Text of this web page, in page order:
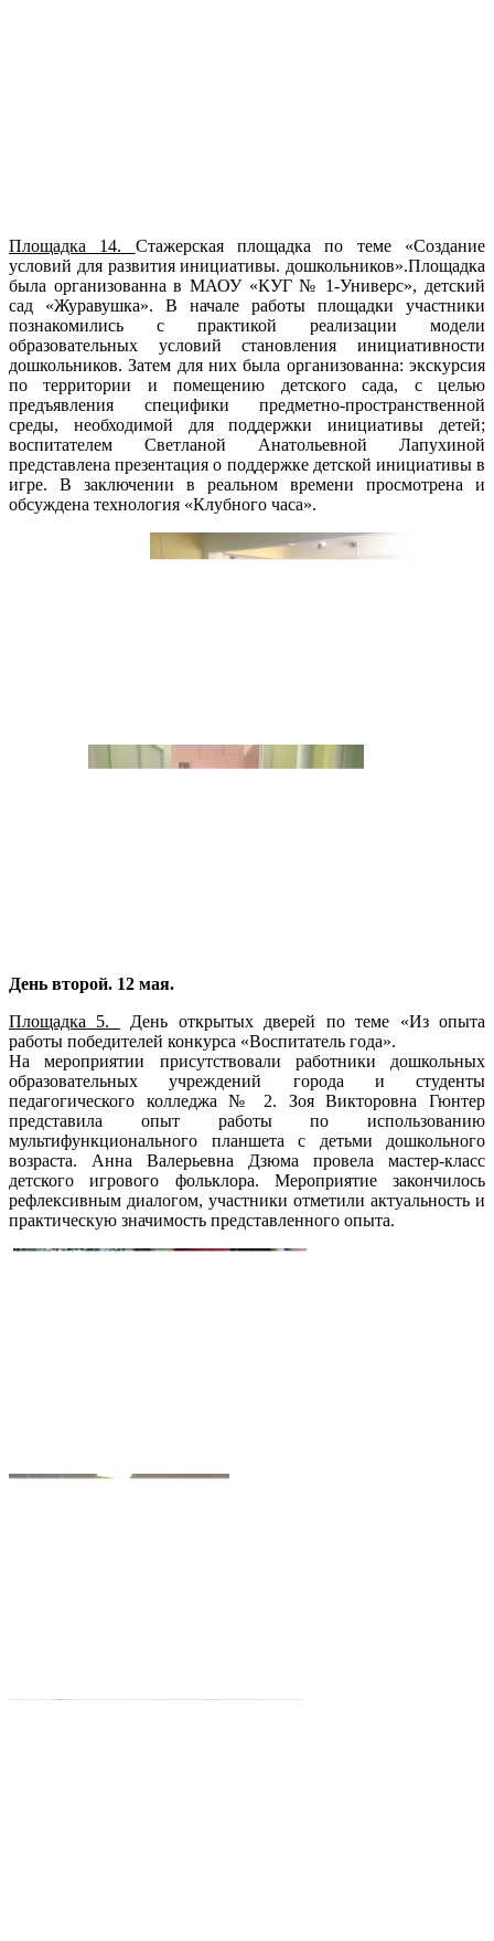
Площадка 14. Стажерская площадка по теме «Создание
условий для развития инициативы. дошкольников».Площадка
была организованна в МАОУ «КУГ № 1-Универс», детский
сад «Журавушка». В начале работы площадки участники
познакомились с практикой реализации модели
образовательных условий становления инициативности
дошкольников. Затем для них была организованна: экскурсия
по территории и помещению детского сада, с целью
предъявления специфики предметно-пространственной
среды, необходимой для поддержки инициативы детей;
воспитателем Светланой Анатольевной Лапухиной
представлена презентация о поддержке детской инициативы в
игре. В заключении в реальном времени просмотрена и
обсуждена технология «Клубного часа».
День второй. 12 мая.
Площадка 5.
День открытых дверей по теме «Из опыта
работы победителей конкурса «Воспитатель года».
На мероприятии присутствовали работники дошкольных
образовательных учреждений города и студенты
педагогического колледжа № 2. Зоя Викторовна Гюнтер
представила опыт работы по использованию
мультифункционального планшета с детьми дошкольного
возраста. Анна Валерьевна Дзюма провела мастер-класс
детского игрового фольклора. Мероприятие закончилось
рефлексивным диалогом, участники отметили актуальность и
практическую значимость представленного опыта.